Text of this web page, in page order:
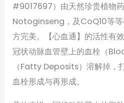
#9017697）由天然珍贵植物
Notoginseng，及CoQ10等等
方完美。【心血通】的活性有
冠状动脉血管壁上的血栓（
（Fatty Deposits）溶解掉，
血栓形成与再形成。